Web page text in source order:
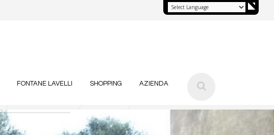
FONTANE LAVELLI SHOPPING AZIENDA